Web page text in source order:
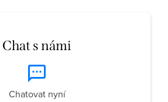
Chat s námi
Chatovat nyní